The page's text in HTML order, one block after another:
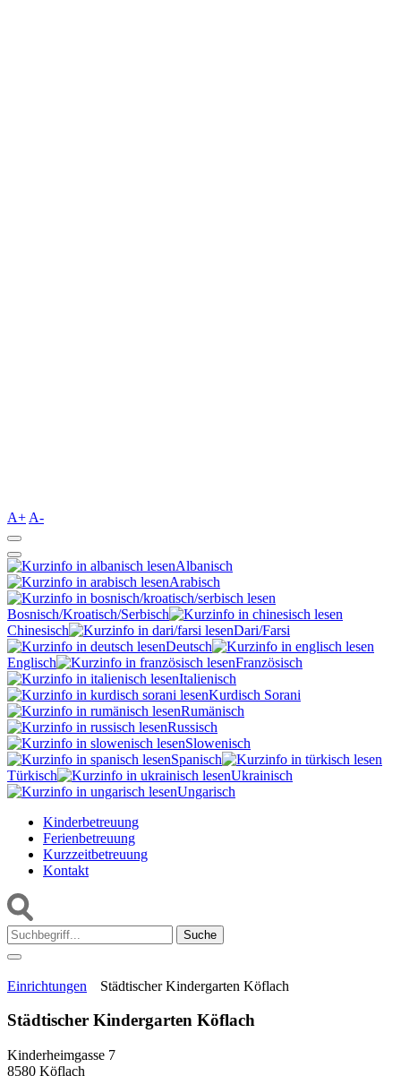
A+ A-
Albanisch
Arabisch
Bosnisch/Kroatisch/Serbisch
Chinesisch
Dari/Farsi
Deutsch
Englisch
Französisch
Italienisch
Kurdisch Sorani‎
Rumänisch
Russisch
Slowenisch
Spanisch
Türkisch
Ukrainisch
Ungarisch
Kinderbetreuung
Ferienbetreuung
Kurzzeitbetreuung
Kontakt
Suche:
Einrichtungen Städtischer Kindergarten Köflach
Städtischer Kindergarten Köflach
Kinderheimgasse 7
8580 Köflach